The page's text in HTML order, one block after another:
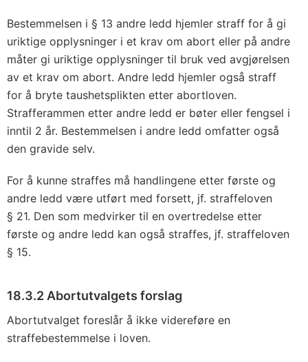
Bestemmelsen i § 13 andre ledd hjemler straff for å gi
uriktige opplysninger i et krav om abort eller på andre
måter gi uriktige opplysninger til bruk ved avgjørelsen
av et krav om abort. Andre ledd hjemler også straff
for å bryte taushetsplikten etter abortloven.
Strafferammen etter andre ledd er bøter eller fengsel i
inntil 2 år. Bestemmelsen i andre ledd omfatter også
den gravide selv.
For å kunne straffes må handlingene etter første og
andre ledd være utført med forsett, jf. straffeloven
§ 21. Den som medvirker til en overtredelse etter
første og andre ledd kan også straffes, jf. straffeloven
§ 15.
18.3.2 Abortutvalgets forslag
Abortutvalget foreslår å ikke videreføre en
straffebestemmelse i loven.